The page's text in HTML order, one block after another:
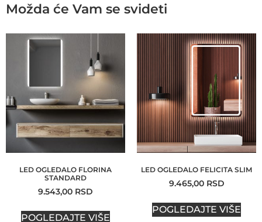
Možda će Vam se svideti
LED OGLEDALO FLORINA
STANDARD
9.543,00 RSD
POGLEDAJTE VIŠE
LED OGLEDALO FELICITA SLIM
9.465,00 RSD
POGLEDAJTE VIŠE